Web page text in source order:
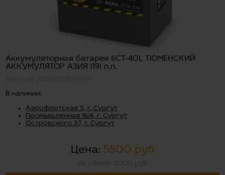
Аккумуляторная батарея 6СТ-40L ТЮМЕНСКИЙ
АККУМУЛЯТОР AЗИЯ (19) п.п.
В наличии:
Аэрофлотская 5, г. Сургут
Промышленная 16/4, г. Сургут
Островского 37, г. Сургут
Цена: 5500 руб